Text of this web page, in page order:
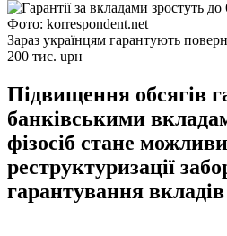
Фото: korrespondent.net
Зараз українцям гарантують
200 тис. uрн
Підвищення обсягів
банківськими
фізосіб стане
реструктуризації
гарантування вкладів